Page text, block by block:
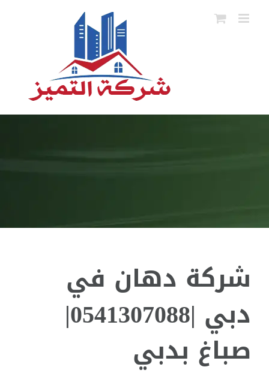
شركة دهان في
دبي |0541307088|
صباغ بدبي